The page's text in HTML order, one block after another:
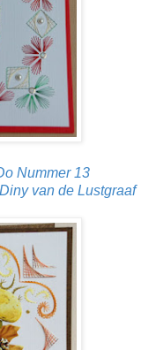
Nummer 13
van de Lustgraaf